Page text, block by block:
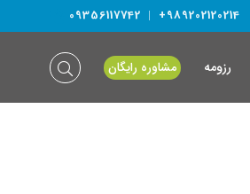
+989202120214
|
09356117742
رزومه مشاوره رایگان